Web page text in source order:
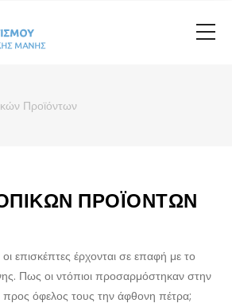
Προϊόντων
ΠΡΟΪΌΝΤΩΝ
επισκέπτες έρχονται σε επαφή με το
Πως οι ντόπιοι προσαρμόστηκαν στην
προς όφελος τους την άφθονη πέτρα;